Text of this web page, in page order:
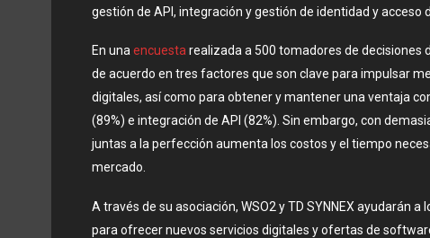
gestión de API, integración y gestión de identidad y acceso
En unaencuestarealizada a 500 tomadores de decisiones
de acuerdo en tres factores que son clave para impulsar
digitales, así como para obtener y mantener una ventaja
(89%) e integración de API (82%). Sin embargo, con
juntas a la perfección aumenta los costos y el tiempo
mercado.
A través de su asociación, WSO2 y TD SYNNEX ayudarán
para ofrecer nuevos servicios digitales y ofertas de